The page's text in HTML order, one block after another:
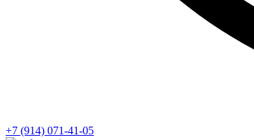
+7 (914) 071-41-05